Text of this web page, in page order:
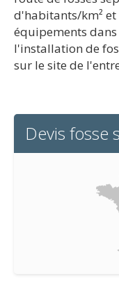
d'habitants/km²
équipements
l'installation de
sur le site de
Devis fosse